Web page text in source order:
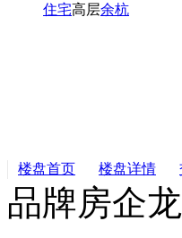
住宅高层余杭
楼盘首页 楼盘详情
品牌房企